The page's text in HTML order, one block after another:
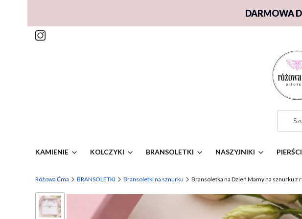
DARMOWA
KAMIENIE KOLCZYKI BRANSOLETKI NASZYJNIKI
Różowa Ćma BRANSOLETKI Bransoletki na sznurku Bransoletka na Dzień Mamy na sznurku